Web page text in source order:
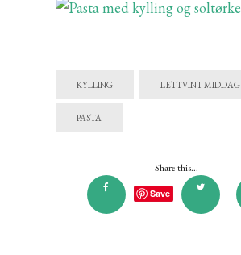
KYLLING LETTVINT MIDDAG
PASTA
Share this...
Save